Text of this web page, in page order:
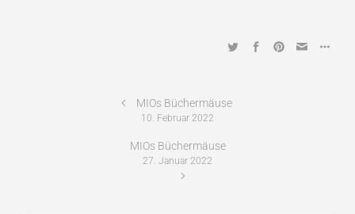
MIOs Büchermäuse
10. Februar 2022
MIOs Büchermäuse
27. Januar 2022